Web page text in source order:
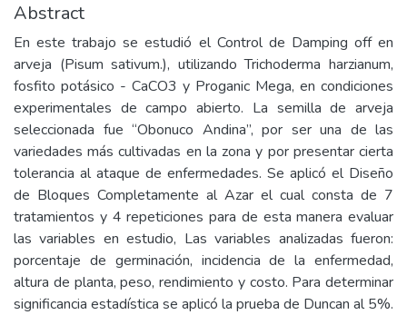
Abstract
En este trabajo se estudió el Control de Damping off en
arveja (Pisum sativum.), utilizando Trichoderma harzianum,
fosfito potásico - CaCO3 y Proganic Mega, en condiciones
experimentales de campo abierto. La semilla de arveja
seleccionada fue “Obonuco Andina”, por ser una de las
variedades más cultivadas en la zona y por presentar cierta
tolerancia al ataque de enfermedades. Se aplicó el Diseño
de Bloques Completamente al Azar el cual consta de 7
tratamientos y 4 repeticiones para de esta manera evaluar
las variables en estudio, Las variables analizadas fueron:
porcentaje de germinación, incidencia de la enfermedad,
altura de planta, peso, rendimiento y costo. Para determinar
significancia estadística se aplicó la prueba de Duncan al 5%.